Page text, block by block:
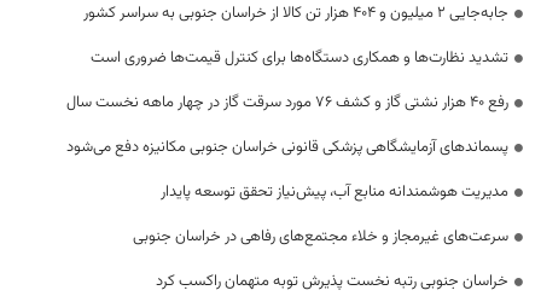
جابه‌جایی 2 میلیون و 404 هزار تن کالا از خراسان جنوبی به سراسر کشور
تشدید نظارت‌ها و همکاری دستگاه‌ها برای کنترل قیمت‌ها ضروری است
رفع 40 هزار نشتی گاز و کشف 76 مورد سرقت گاز در چهار ماهه نخست سال
پسماندهای آزمایشگاهی پزشکی قانونی خراسان جنوبی مکانیزه دفع می‌شود
مدیریت هوشمندانه منابع آب، پیش‌نیاز تحقق توسعه پایدار
سرعت‌های غیرمجاز و خلاء مجتمع‌های رفاهی در خراسان جنوبی
خراسان جنوبی رتبه نخست پذیرش توبه متهمان راکسب کرد